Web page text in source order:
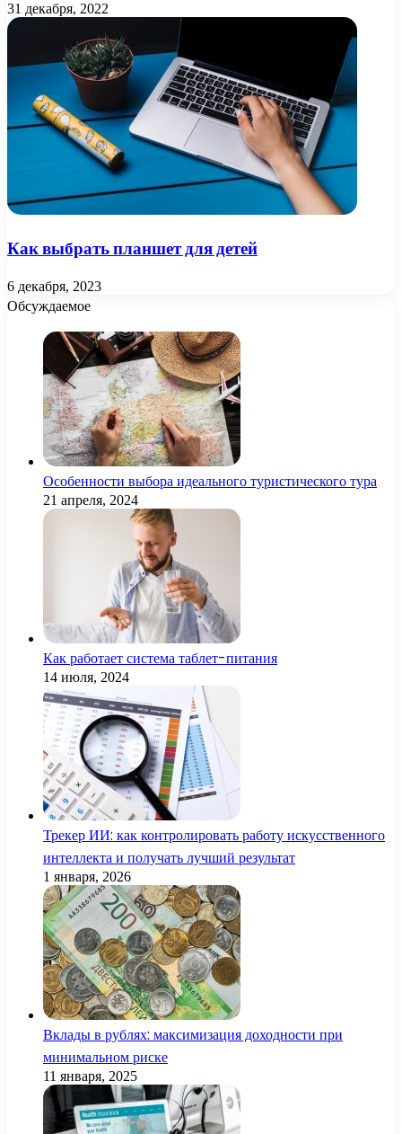
31 декабря, 2022
Как выбрать планшет для детей
6 декабря, 2023
Обсуждаемое
Особенности выбора идеального туристического тура
21 апреля, 2024
Как работает система таблет-питания
14 июля, 2024
Трекер ИИ: как контролировать работу искусственного
интеллекта и получать лучший результат
1 января, 2026
Вклады в рублях: максимизация доходности при
минимальном риске
11 января, 2025